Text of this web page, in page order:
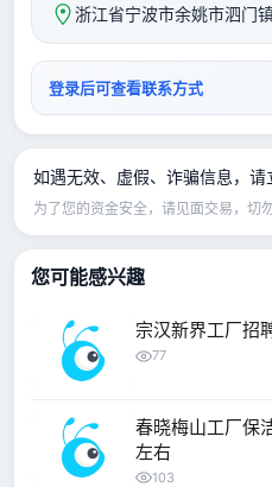
浙江省宁波市余姚市泗门
登录后可查看联系方式
如遇无效、虚假、诈骗信息，请
为了您的资金安全，请见面交易，切
您可能感兴趣
宗汉新界工厂招
77
春晓梅山工厂保
左右
103